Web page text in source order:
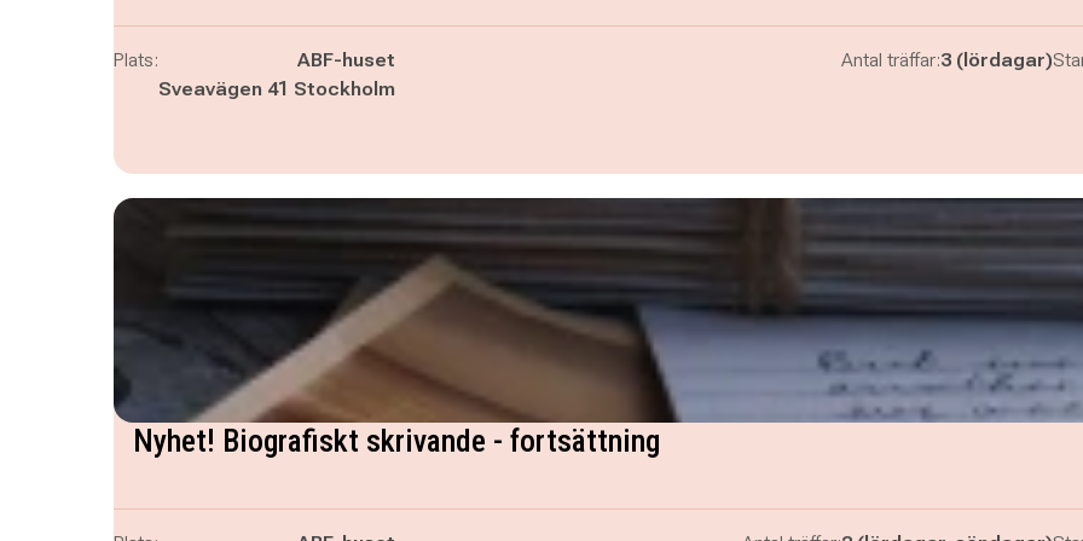
Plats:
ABF-huset
Sveavägen 41 Stockholm
Antal träffar:3 (lördagar)
Nyhet! Biografiskt skrivande - fortsättning